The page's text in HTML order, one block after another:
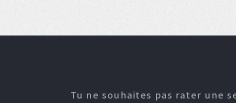
Tu ne souhaites pas rater une